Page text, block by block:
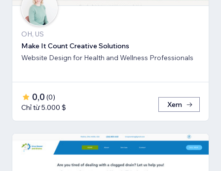
OH, US
Make It Count Creative Solutions
Website Design for Health and Wellness Professionals
0,0 (0)
Chỉ từ 5.000 $
Xem